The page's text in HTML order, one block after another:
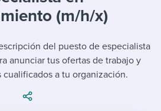
I NEED HELP WITH...
candidates
description templates
Interview question templates
TO LEARN ABOUT...
for a job
Workable customer stories
(m/h/x)
del puesto de especialista
anunciar tus ofertas de trabajo y
cualificados a tu organización.